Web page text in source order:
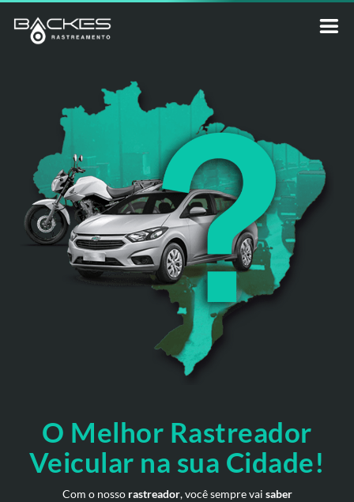
O Melhor Rastreador
Veicular na sua Cidade!
Com o nosso rastreador, você sempre vai saber